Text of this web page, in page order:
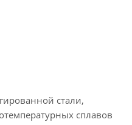
стали,
сплавов